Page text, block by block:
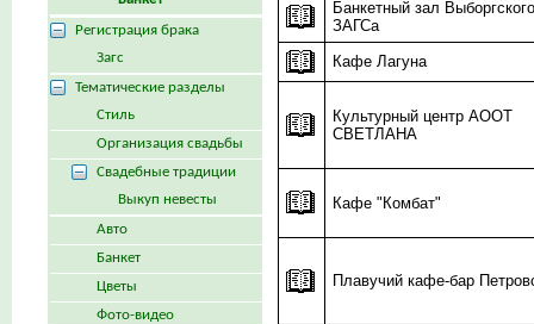
Банкетный зал
ЗАГСа
Кафе Лагуна
Культурный центр АООТ
СВЕТЛАНА
Кафе "Комбат"
Плавучий кафе-бар
Регистрация брака
Загс
Тематические разделы
Стиль
Организация свадьбы
Свадебные традиции
Выкуп невесты
Авто
Банкет
Цветы
Фото-видео